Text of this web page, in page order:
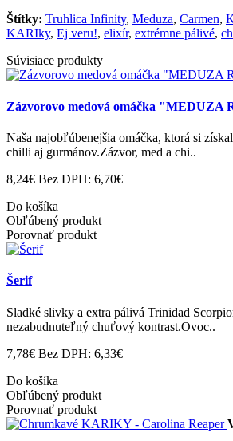
Štítky: Truhlica Infinity, Meduza, Carmen,
KARIky, Ej veru!, elixír, extrémne pálivé,
Súvisiace produkty
Zázvorovo medová omáčka "MEDUZA
Naša najobľúbenejšia omáčka, ktorá si
chilli aj gurmánov.Zázvor, med a chi..
8,24€ Bez DPH: 6,70€
Do košíka
Obľúbený produkt
Porovnať produkt
Šerif
Sladké slivky a extra pálivá Trinidad
nezabudnuteľný chuťový kontrast.Ovoc..
7,78€ Bez DPH: 6,33€
Do košíka
Obľúbený produkt
Porovnať produkt